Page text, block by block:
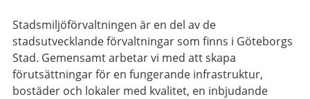
Stadsmiljöförvaltningen är en del av de
stadsutvecklande förvaltningar som finns i Göteborgs
Stad. Gemensamt arbetar vi med att skapa
förutsättningar för en fungerande infrastruktur,
bostäder och lokaler med kvalitet, en inbjudande